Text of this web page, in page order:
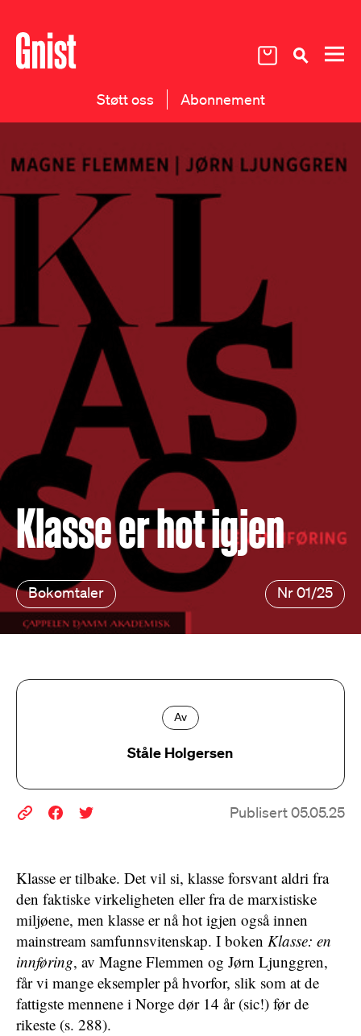
Støtt oss Abonnement
Klasse er hot igjen
Bokomtaler Nr 01/25
Av
Ståle Holgersen
Publisert 05.05.25
Klasse er tilbake. Det vil si, klasse forsvant aldri fra
den faktiske virkeligheten eller fra de marxistiske
miljøene, men klasse er nå hot igjen også innen
mainstream samfunnsvitenskap. I boken Klasse: en
innføring, av Magne Flemmen og Jørn Ljunggren,
får vi mange eksempler på hvorfor, slik som at de
fattigste mennene i Norge dør 14 år (sic!) før de
rikeste (s. 288).